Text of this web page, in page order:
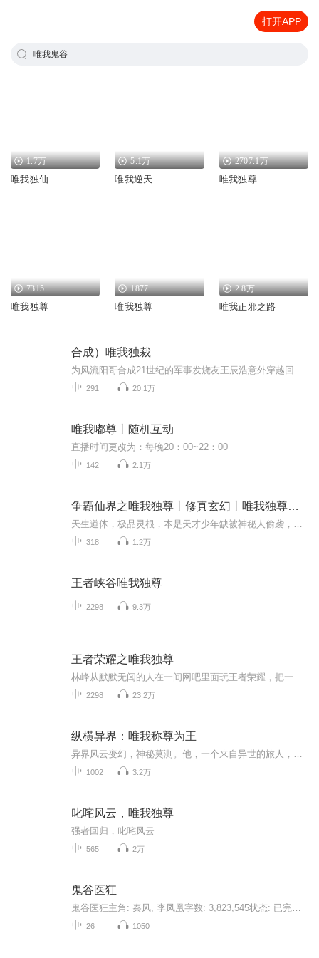
打开APP
唯我鬼谷
1.7万
唯我独仙
5.1万
唯我逆天
2707.1万
唯我独尊
7315
唯我独尊
1877
唯我独尊
2.8万
唯我正邪之路
合成）唯我独裁
291 20.1万
唯我嘟尊丨随机互动
直播时间更改为：每晚20：00~22：00
142 2.1万
争霸仙界之唯我独尊丨修真玄幻丨唯我独尊丨打脸丨爽文
318 1.2万
王者峡谷唯我独尊
2298 9.3万
王者荣耀之唯我独尊
2298 23.2万
纵横异界：唯我称尊为王
1002 3.2万
叱咤风云，唯我独尊
强者回归，叱咤风云
565 2万
鬼谷医狂
26 1050